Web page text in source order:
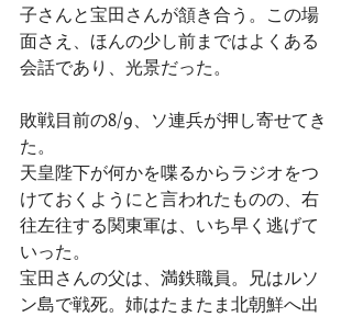
子さんと宝田さんが頷き合う。この場
面さえ、ほんの少し前まではよくある
会話であり、光景だった。
敗戦目前の8/9、ソ連兵が押し寄せてき
た。
天皇陛下が何かを喋るからラジオをつ
けておくようにと言われたものの、右
往左往する関東軍は、いち早く逃げて
いった。
宝田さんの父は、満鉄職員。兄はルソ
ン島で戦死。姉はたまたま北朝鮮へ出